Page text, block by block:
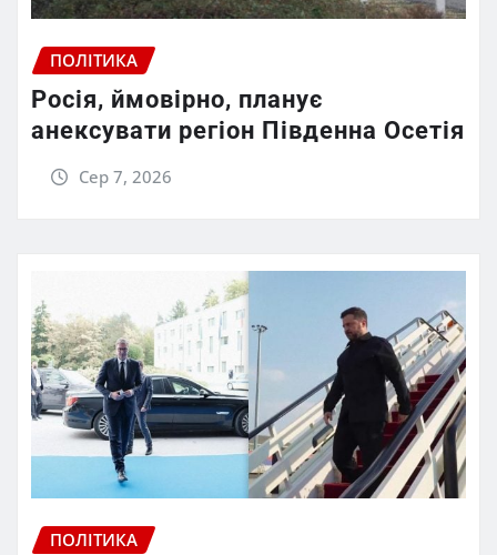
ПОЛІТИКА
Росія, ймовірно, планує
анексувати регіон Південна Осетія
Сер 7, 2026
ПОЛІТИКА